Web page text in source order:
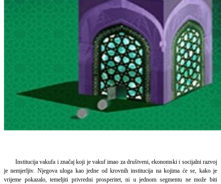
Institucija vakufa i značaj koji je vakuf imao za društveni, ekonomski i socijalni razvoj
je nemjerljiv. Njegova uloga kao jedne od krovnih institucija na kojima će se, kako je
vrijeme pokazalo, temeljiti privredni prosperitet, ni u jednom segmentu ne može biti